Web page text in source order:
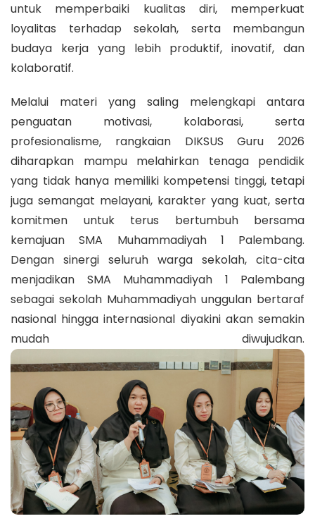
untuk memperbaiki kualitas diri, memperkuat
loyalitas terhadap sekolah, serta membangun
budaya kerja yang lebih produktif, inovatif, dan
kolaboratif.
Melalui materi yang saling melengkapi antara
penguatan motivasi, kolaborasi, serta
profesionalisme, rangkaian DIKSUS Guru 2026
diharapkan mampu melahirkan tenaga pendidik
yang tidak hanya memiliki kompetensi tinggi, tetapi
juga semangat melayani, karakter yang kuat, serta
komitmen untuk terus bertumbuh bersama
kemajuan SMA Muhammadiyah 1 Palembang.
Dengan sinergi seluruh warga sekolah, cita-cita
menjadikan SMA Muhammadiyah 1 Palembang
sebagai sekolah Muhammadiyah unggulan bertaraf
nasional hingga internasional diyakini akan semakin
mudah diwujudkan.